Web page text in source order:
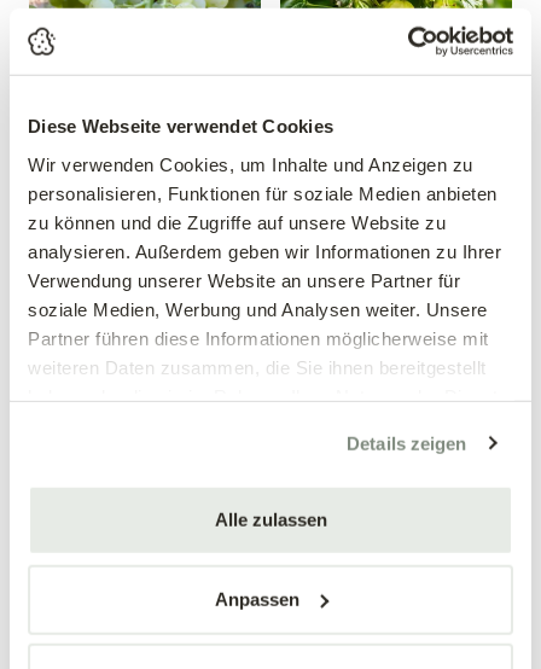
Diese Webseite verwendet Cookies
Wir verwenden Cookies, um Inhalte und Anzeigen zu
personalisieren, Funktionen für soziale Medien anbieten
zu können und die Zugriffe auf unsere Website zu
analysieren. Außerdem geben wir Informationen zu Ihrer
Verwendung unserer Website an unsere Partner für
soziale Medien, Werbung und Analysen weiter. Unsere
Partner führen diese Informationen möglicherweise mit
weiteren Daten zusammen, die Sie ihnen bereitgestellt
Details zeigen
Alle zulassen
Anpassen
Weintraube 'Phoenix'
Vitis vinifera 'Phoenix'
19,99 €
4 Liter Topf
Gelbe Stachelbeersäule
24,99 €
Säulenform
60-80 cm/4 Liter Topf
Nashi 'Hosui' Rote Ribiselsäule